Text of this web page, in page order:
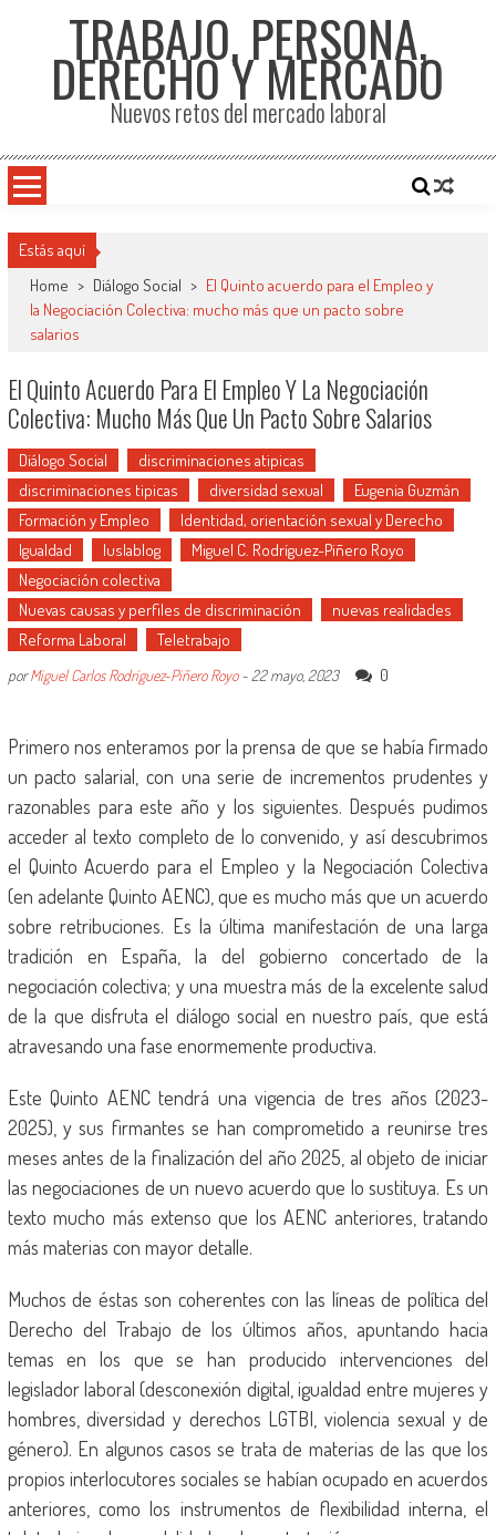
TRABAJO, PERSONA,
DERECHO Y MERCADO
Nuevos retos del mercado laboral
Estás aquí
Home > Diálogo Social > El Quinto acuerdo para el Empleo y
la Negociación Colectiva: mucho más que un pacto sobre
salarios
El Quinto Acuerdo Para El Empleo Y La Negociación
Colectiva: Mucho Más Que Un Pacto Sobre Salarios
Diálogo Social
discriminaciones atipicas
discriminaciones tipicas
diversidad sexual
Eugenia Guzmán
Formación y Empleo
Identidad, orientación sexual y Derecho
Igualdad
Iuslablog
Miguel C. Rodríguez-Piñero Royo
Negociación colectiva
Nuevas causas y perfiles de discriminación
nuevas realidades
Reforma Laboral
Teletrabajo
porMiguel Carlos Rodríguez-Piñero Royo- 22 mayo, 2023 0
Primero nos enteramos por la prensa de que se había firmado
un pacto salarial, con una serie de incrementos prudentes y
razonables para este año y los siguientes. Después pudimos
acceder al texto completo de lo convenido, y así descubrimos
el Quinto Acuerdo para el Empleo y la Negociación Colectiva
(en adelante Quinto AENC), que es mucho más que un acuerdo
sobre retribuciones. Es la última manifestación de una larga
tradición en España, la del gobierno concertado de la
negociación colectiva; y una muestra más de la excelente salud
de la que disfruta el diálogo social en nuestro país, que está
atravesando una fase enormemente productiva.
Este Quinto AENC tendrá una vigencia de tres años (2023-
2025), y sus firmantes se han comprometido a reunirse tres
meses antes de la finalización del año 2025, al objeto de iniciar
las negociaciones de un nuevo acuerdo que lo sustituya. Es un
texto mucho más extenso que los AENC anteriores, tratando
más materias con mayor detalle.
Muchos de éstas son coherentes con las líneas de política del
Derecho del Trabajo de los últimos años, apuntando hacia
temas en los que se han producido intervenciones del
legislador laboral (desconexión digital, igualdad entre mujeres y
hombres, diversidad y derechos LGTBI, violencia sexual y de
género). En algunos casos se trata de materias de las que los
propios interlocutores sociales se habían ocupado en acuerdos
anteriores, como los instrumentos de flexibilidad interna, el